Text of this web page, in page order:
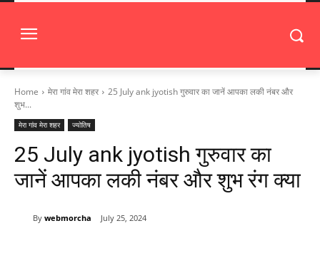
Home मेरा गांव मेरा शहर
25 July ank jyotish गुरुवार का जानें आपका लकी नंबर और
शुभ...
मेरा गांव मेरा शहर ज्योतिष
25 July ank jyotish गुरुवार का
जानें आपका लकी नंबर और शुभ रंग क्या
By webmorcha July 25, 2024